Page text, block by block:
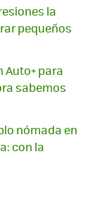
la
pequeños
Auto+ para
sabemos
nómada en
con la